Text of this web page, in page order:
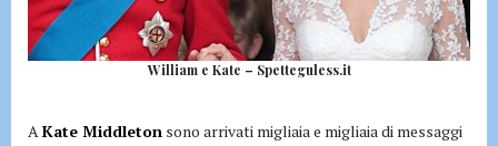
William e Kate – Spetteguless.it
AKate Middleton sono arrivati migliaia e migliaia di messaggi